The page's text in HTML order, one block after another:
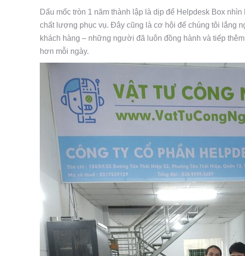
Dấu mốc tròn 1 năm thành lập là dịp để Helpdesk Box
chất lượng phục vụ. Đây cũng là cơ hội để chúng tôi lắng
khách hàng – những người đã luôn đồng hành và tiếp
hơn mỗi ngày.